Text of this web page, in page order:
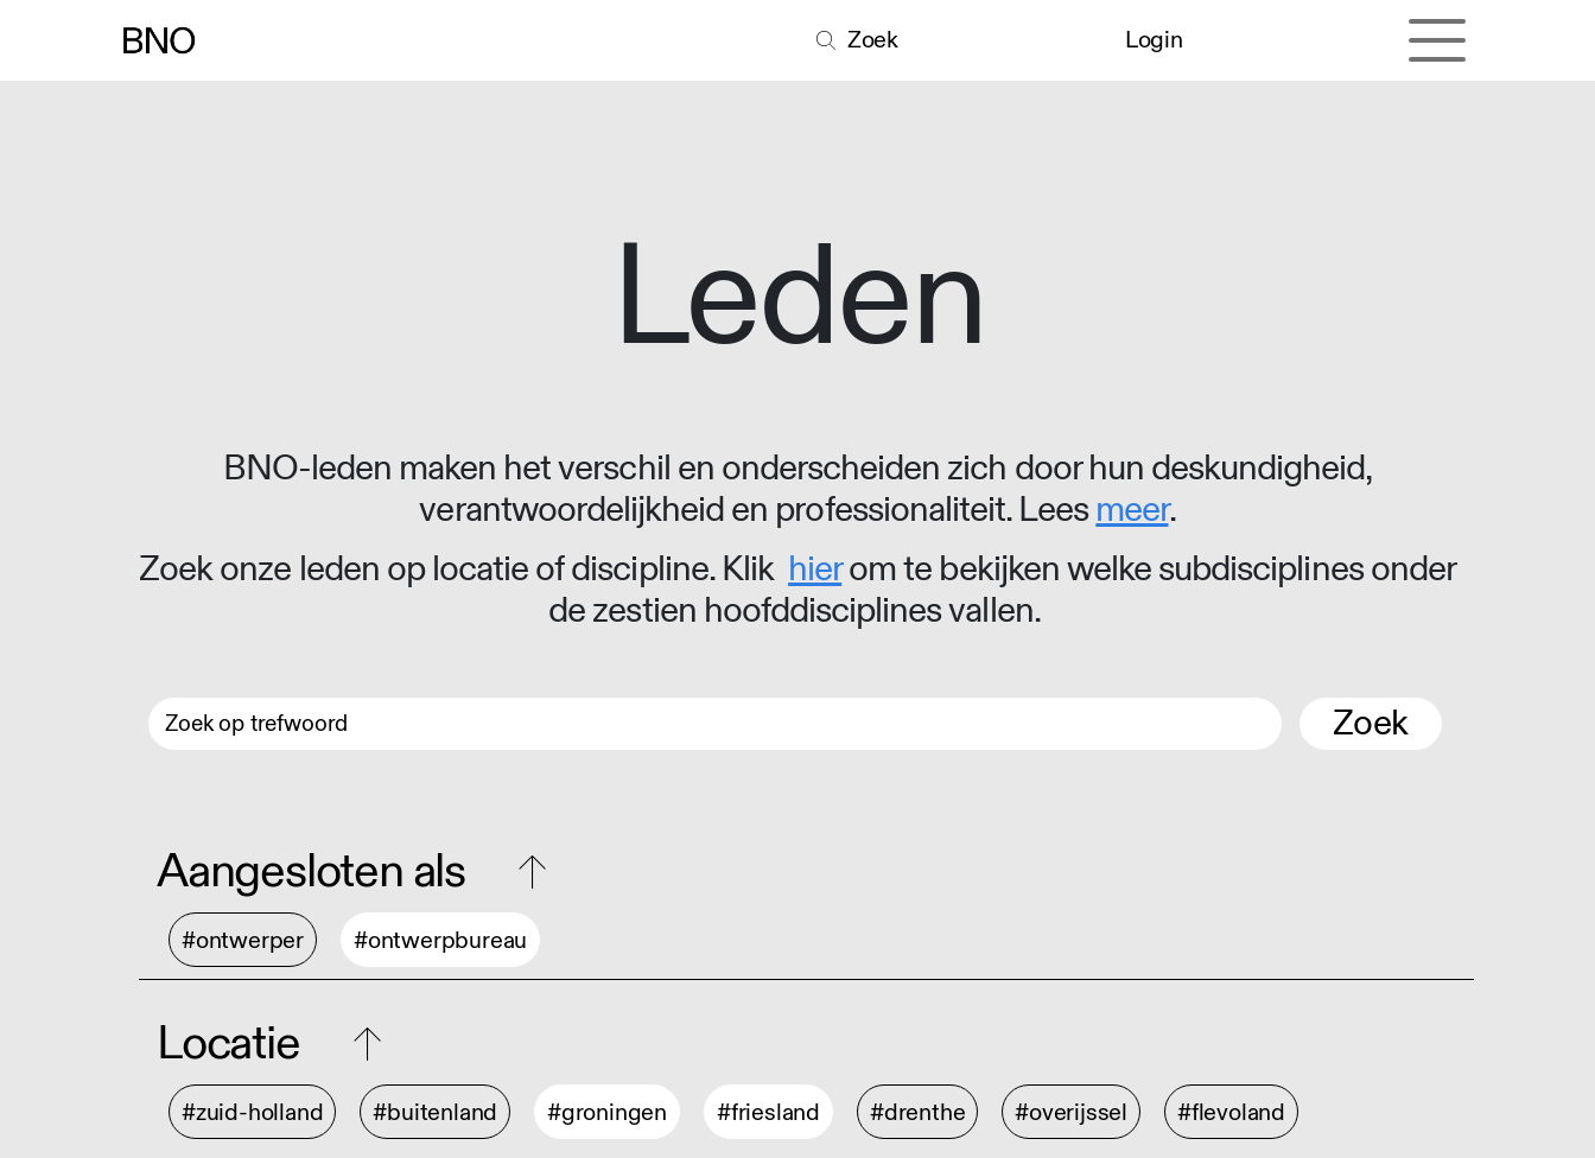
Zoek Login
Leden
BNO-leden maken het verschil en onderscheiden zich door hun deskundigheid,
verantwoordelijkheid en professionaliteit. Leesmeer.
Zoek onze leden op locatie of discipline. Klik hierom te bekijken welke subdisciplines onder
de zestien hoofddisciplines vallen.
Zoek
Aangesloten als
#ontwerper #ontwerpbureau
Locatie
#zuid-holland #buitenland #groningen #friesland #drenthe #overijssel #flevoland